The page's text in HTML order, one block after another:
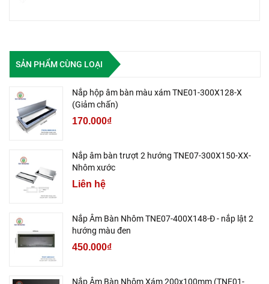
SẢN PHẨM CÙNG LOẠI
Nắp hộp âm bàn màu xám TNE01-300X128-X
(Giảm chấn)
170.000₫
Nắp âm bàn trượt 2 hướng TNE07-300X150-XX-
Nhôm xước
Liên hệ
Nắp Âm Bàn Nhôm TNE07-400X148-Đ - nắp lật 2
hướng màu đen
450.000₫
Nắp Âm Bàn Nhôm Xám 200x100mm (TNE01-